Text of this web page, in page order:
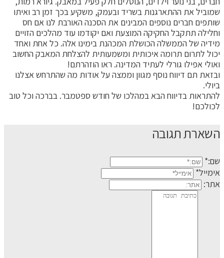
שמוביל את ההתארגנות בשריד ובעמק, משקיע בכך זמן רב ואיתו
שותפים חברים נוספים המבינים את הסכנה האורבת לנו אם חס
וחלילה תתקבל החקיקה המוצעת ואם יקודמו עוד מהלכים הזויים
מידיה של הממשלה הכושלת המכהנת בימינו אלה. כל אחת ואחד
יכול לתרום תרומה איכותית ומשמעותית להצלחת המאבק החשוב
ואולי אפילו גורלי לעתיד המדינה. ראו הוזהרתם!
ובזאת תם דיווח נוסף מגוון וממצה על אודות מה שהתרחש אצלנו
ביולי.
להתראות בדיווח הבא במהלכו של חודש ספטמבר. בברכה וכל טוב
לכולכם!
השארת תגובה
שם:*
אימייל*
אתר: